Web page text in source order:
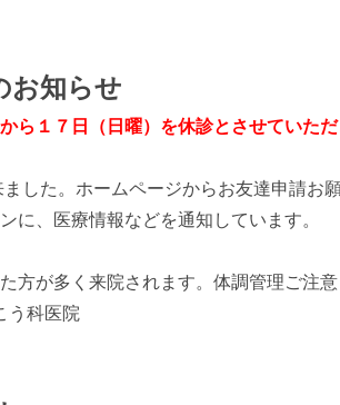
お知らせ
ら１７日（日曜）を休診とさせていただ
した。ホームページからお友達申請お
に、医療情報などを通知しています。
方が多く来院されます。体調管理ご注意
う科医院